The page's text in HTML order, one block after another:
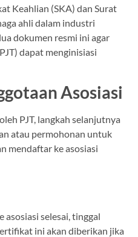
Keahlian (SKA) dan Surat
ahli dalam industri
dokumen resmi ini agar
dapat menginisiasi
Asosiasi
PJT, langkah selanjutnya
atau permohonan untuk
mendaftar ke asosiasi
asosiasi selesai, tinggal
ini akan diberikan jika